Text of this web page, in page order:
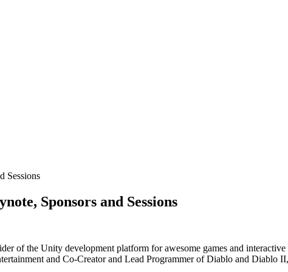
Sessions
Sponsors and Sessions
of the Unity development platform for awesome games and
and Co-Creator and Lead Programmer of Diablo and Diablo